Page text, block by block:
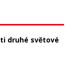
druhé světové